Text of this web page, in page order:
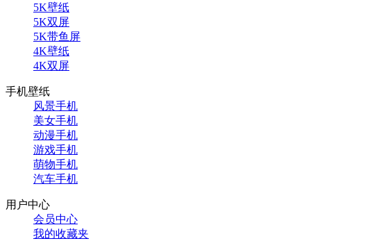
5K壁纸
5K双屏
5K带鱼屏
4K壁纸
4K双屏
手机壁纸
风景手机
美女手机
动漫手机
游戏手机
萌物手机
汽车手机
用户中心
会员中心
我的收藏夹